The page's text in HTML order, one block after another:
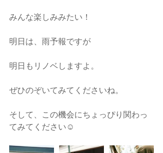
みんな楽しみみたい！
明日は、雨予報ですが
明日もリノベしますよ。
ぜひのぞいてみてくださいね。
そして、この機会にちょっぴり関わっ
てみてください☺️